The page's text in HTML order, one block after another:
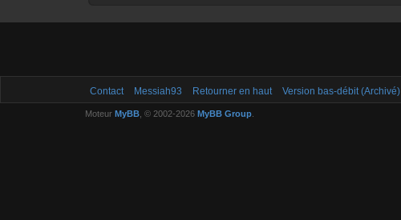
Contact Messiah93 Retourner en haut Version bas-débit (Archivé)
Moteur MyBB, © 2002-2026 MyBB Group.